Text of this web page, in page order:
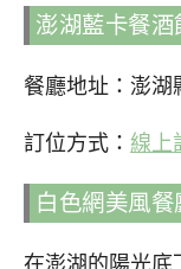
澎湖藍卡餐酒
餐廳地址：澎湖
訂位方式： 線上
白色網美風餐